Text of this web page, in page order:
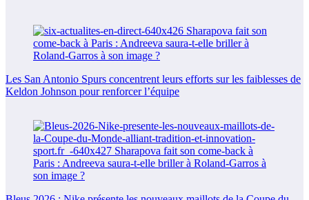
Les San Antonio Spurs concentrent leurs efforts sur les faiblesses de
Keldon Johnson pour renforcer l’équipe